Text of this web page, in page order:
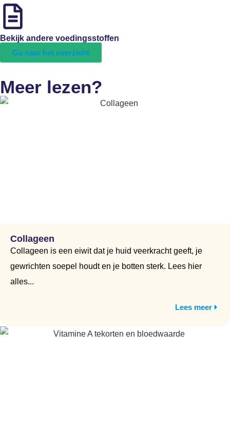
Bekijk andere voedingsstoffen
Ga naar het overzicht
Meer lezen?
Collageen
Collageen is een eiwit dat je huid veerkracht geeft, je
gewrichten soepel houdt en je botten sterk. Lees hier
alles...
Lees meer